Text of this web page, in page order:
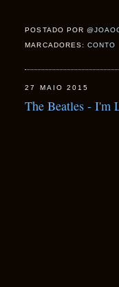
POSTADO POR
MARCADORES: CONTO
27 MAIO 2015
The Beatles - I'm